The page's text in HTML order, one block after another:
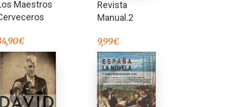
Maestros
€
Revista
Manual.2
9,99€